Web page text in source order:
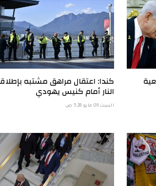
كندا: اعتقال مراهق مشتبه
النار أمام كنيس يهودي
السبت 09 مايو 5:28 ص